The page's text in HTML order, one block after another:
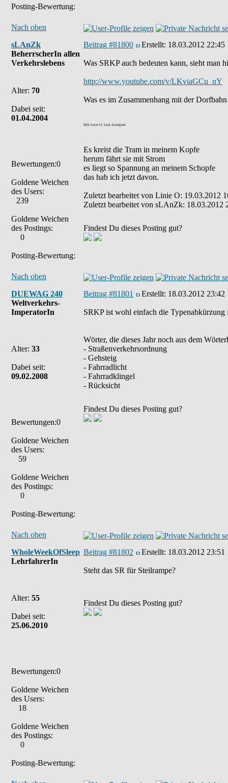
Posting-Bewertung:
Nach oben
sLAnZk
BeherrscherIn allen
Verkehrslebens
Alter: 70
Dabei seit:
01.04.2004
Bewertungen:0
Goldene Weichen
des Users:
239
Goldene Weichen
des Postings:
0
Posting-Bewertung:
Beitrag #81800 Erstellt: 18.03.2012 22:45
Was SRKP auch bedeuten kann, sieht man
http://www.youtube.com/v/LKviaGCu_nY
Was es im Zusammenhang mit der
Edit Linie O: Link korrigiert
Es kreist die Tram in meinem Kopfe
herum fährt sie mit Strom
es liegt so Spannung an meinem Schopfe
das hab ich jetzt davon.
Zuletzt bearbeitet von Linie O: 19.03.2012
Zuletzt bearbeitet von sLAnZk: 18.03.2012
Findest Du dieses Posting gut?
Nach oben
DUEWAG 240
Weltverkehrs-
ImperatorIn
Alter: 33
Dabei seit:
09.02.2008
Bewertungen:0
Goldene Weichen
des Users:
59
Goldene Weichen
des Postings:
0
Posting-Bewertung:
Beitrag #81801 Erstellt: 18.03.2012 23:42
SRKP ist wohl einfach die
Wörter, die dieses Jahr noch aus dem
- Straßenverkehrsordnung
- Gehsteig
- Fahrradlicht
- Fahrradklingel
- Rücksicht
Findest Du dieses Posting gut?
Nach oben
WholeWeekOfSleep
LehrfahrerIn
Alter: 55
Dabei seit:
25.06.2010
Bewertungen:0
Goldene Weichen
des Users:
18
Goldene Weichen
des Postings:
0
Posting-Bewertung:
Beitrag #81802 Erstellt: 18.03.2012 23:51
Steht das SR für Steilrampe?
Findest Du dieses Posting gut?